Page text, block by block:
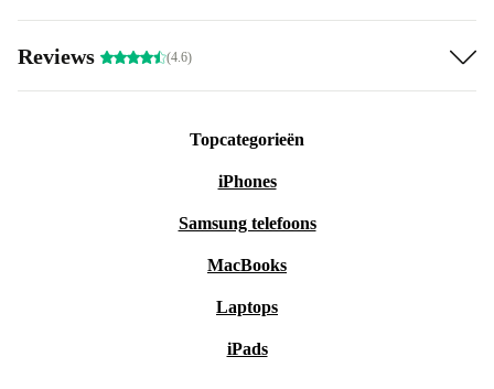
Reviews (4.6)
Topcategorieën
iPhones
Samsung telefoons
MacBooks
Laptops
iPads